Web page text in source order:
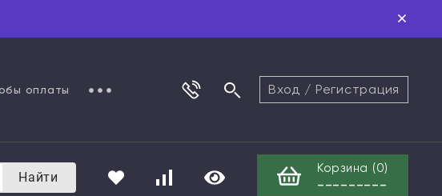
оплаты Вход / Регистрация
Найти
Корзина (0)
---------